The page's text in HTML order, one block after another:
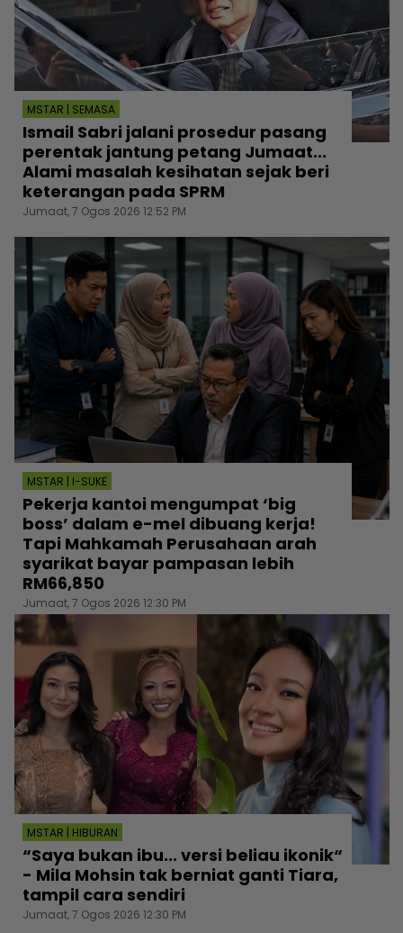
MSTAR | SEMASA
Ismail Sabri jalani prosedur pasang
perentak jantung petang Jumaat...
Alami masalah kesihatan sejak beri
keterangan pada SPRM
Jumaat, 7 Ogos 2026 12:52 PM
MSTAR | I-SUKE
Pekerja kantoi mengumpat ‘big
boss’ dalam e-mel dibuang kerja!
Tapi Mahkamah Perusahaan arah
syarikat bayar pampasan lebih
RM66,850
Jumaat, 7 Ogos 2026 12:30 PM
MSTAR | HIBURAN
“Saya bukan ibu... versi beliau ikonik“
- Mila Mohsin tak berniat ganti Tiara,
tampil cara sendiri
Jumaat, 7 Ogos 2026 12:30 PM